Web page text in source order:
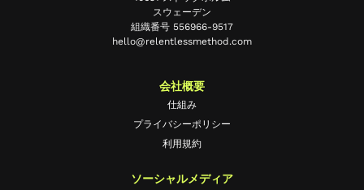
スウェーデン
組織番号 556966-9517
hello@relentlessmethod.com
会社概要
仕組み
プライバシーポリシー
利用規約
ソーシャルメディア